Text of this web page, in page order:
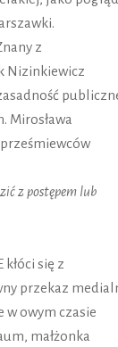
z
Nizinkiewicz
Mirosława
z postępem lub
się z
przekaz
w owym czasie
małżonka